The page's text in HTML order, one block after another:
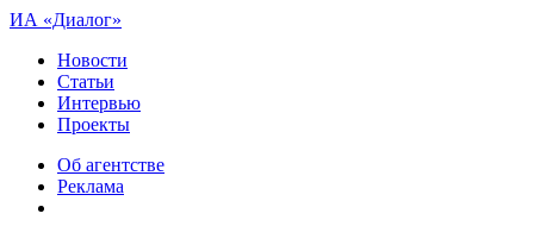
ИА «Диалог»
Новости
Статьи
Интервью
Проекты
Об агентстве
Реклама